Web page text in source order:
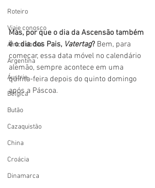
Roteiro
Viaje conosco
África do Sul
Argentina
Áustria
Bélgica
Butão
Cazaquistão
China
Croácia
Dinamarca
Mas, por que o dia da Ascensão também
é o dia dos Pais, Vatertag? Bem, para
começar, essa data móvel no calendário
alemão, sempre acontece em uma
quinta-feira depois do quinto domingo
após a Páscoa.